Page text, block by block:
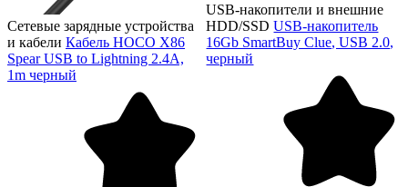
Сетевые зарядные устройства
и кабели Кабель HOCO X86
Spear USB to Lightning 2.4A,
1m черный
USB-накопители и внешние
HDD/SSD USB-накопитель
16Gb SmartBuy Clue, USB 2.0,
черный